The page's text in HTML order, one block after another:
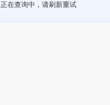
正在查询中，请刷新重试